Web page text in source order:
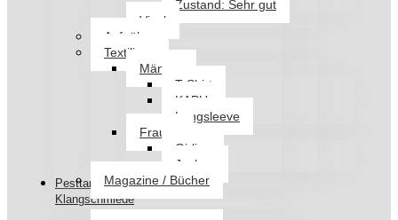
Zustand: Sehr gut
Vinyl
Aufnäher
Textilien
Männer
T-Shirt
KAPU
Longsleeve
Frauen
Girlies
Jacken
Magazine / Bücher
Pesttanz
Klangschmiede